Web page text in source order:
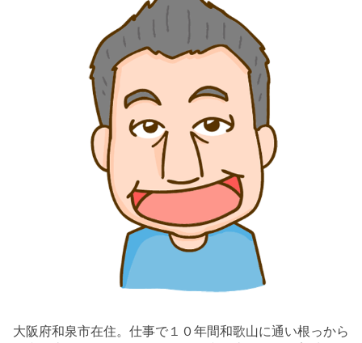
大阪府和泉市在住。仕事で１０年間和歌山に通い根っから